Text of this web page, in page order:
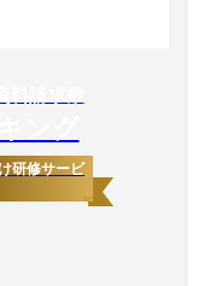
研修サービ